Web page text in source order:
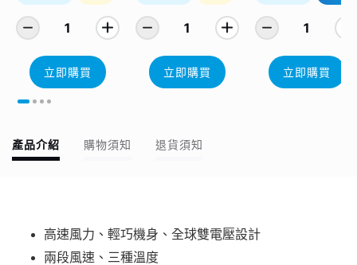
1
立即購買
1
立即購買
1
立即購買
產品介紹 購物須知 退貨須知
高速風力、輕巧機身、全球雙電壓設計
兩段風速、三種溫度